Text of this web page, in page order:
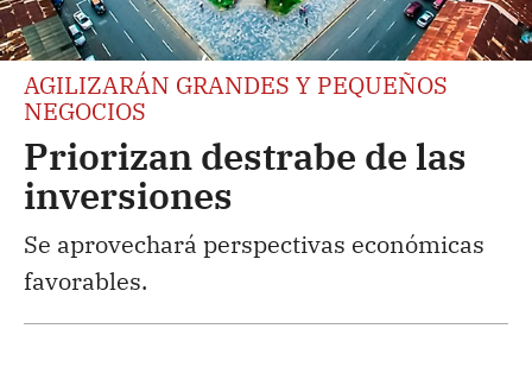
AGILIZARÁN GRANDES Y PEQUEÑOS
NEGOCIOS
Priorizan destrabe de las
inversiones
Se aprovechará perspectivas económicas
favorables.